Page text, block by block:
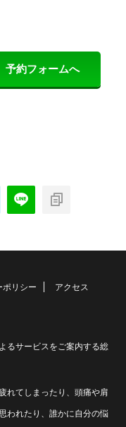
予約フォームへ
ポリシー アクセス
るサービスをご案内する総
れてしまったり、頭痛や肩
われたり、誰かに自分の悩